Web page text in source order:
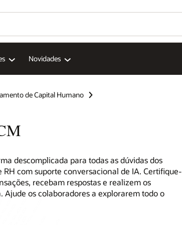
Novidades
de Capital Humano
descomplicada para todas as dúvidas dos
com suporte conversacional de IA. Certifique-
recebam respostas e realizem os
os colaboradores a explorarem todo o